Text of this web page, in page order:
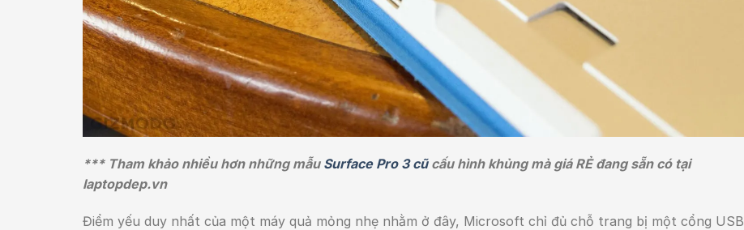
*** Tham khảo nhiều hơn những mẫu Surface Pro 3 cũcấu hình khủng mà giá RẺ đang sẵn có tại
laptopdep.vn
Điểm yếu duy nhất của một máy quả mỏng nhẹ nhằm ở đây, Microsoft chỉ đủ chỗ trang bị một cổng USB